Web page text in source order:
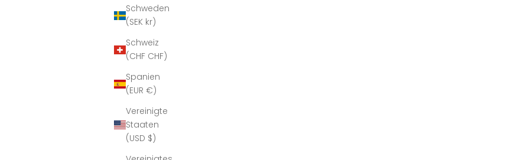
Schweden
(SEK kr)
Schweiz
(CHF CHF)
Spanien
(EUR €)
Vereinigte
Staaten
(USD $)